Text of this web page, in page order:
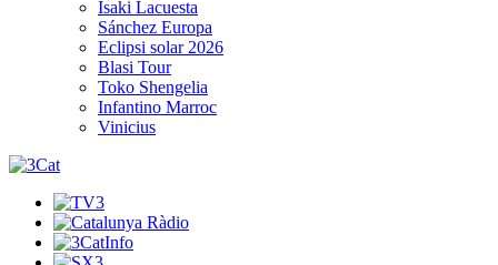
Isaki Lacuesta
Sánchez Europa
Eclipsi solar 2026
Blasi Tour
Toko Shengelia
Infantino Marroc
Vinicius